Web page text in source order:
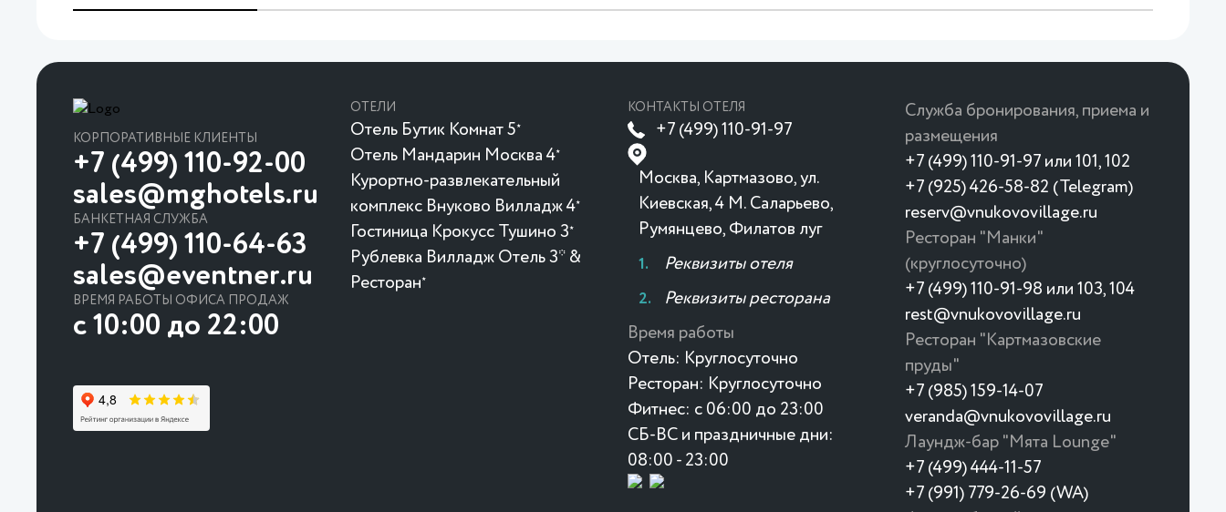
КОРПОРАТИВНЫЕ КЛИЕНТЫ
+7 (499) 110-92-00
sales@mghotels.ru
БАНКЕТНАЯ СЛУЖБА
+7 (499) 110-64-63
sales@eventner.ru
ВРЕМЯ РАБОТЫ ОФИСА ПРОДАЖ
с 10:00 до 22:00
ОТЕЛИ
Отель Бутик Комнат 5★
Отель Мандарин Москва 4★
Курортно-развлекательный
комплекс Внуково Вилладж 4★
Гостиница Крокусc Тушино 3★
Рублевка Вилладж Отель 3* &
Ресторан★
КОНТАКТЫ ОТЕЛЯ
+7 (499) 110-91-97
Москва, Картмазово, ул.
Киевская, 4 М. Саларьево,
Румянцево, Филатов луг
Реквизиты отеля
Реквизиты ресторана
Время работы
Отель: Круглосуточно
Ресторан: Круглосуточно
Фитнес: с 06:00 до 23:00
СБ-ВС и праздничные дни:
08:00 - 23:00
Служба бронирования, приема и
размещения
+7 (499) 110-91-97 или 101, 102
+7 (925) 426-58-82 (Telegram)
reserv@vnukovovillage.ru
Ресторан "Манки"
(круглосуточно)
+7 (499) 110-91-98 или 103, 104
rest@vnukovovillage.ru
Ресторан "Картмазовские
пруды"
+7 (985) 159-14-07
veranda@vnukovovillage.ru
Лаундж-бар "Мята Lounge"
+7 (499) 444-11-57
+7 (991) 779-26-69 (WA)